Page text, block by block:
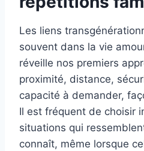
Les liens
souvent dans la vie
réveille nos premiers
proximité, distance,
capacité à demander,
Il est fréquent de choisir
situations qui
connaît, même lorsque